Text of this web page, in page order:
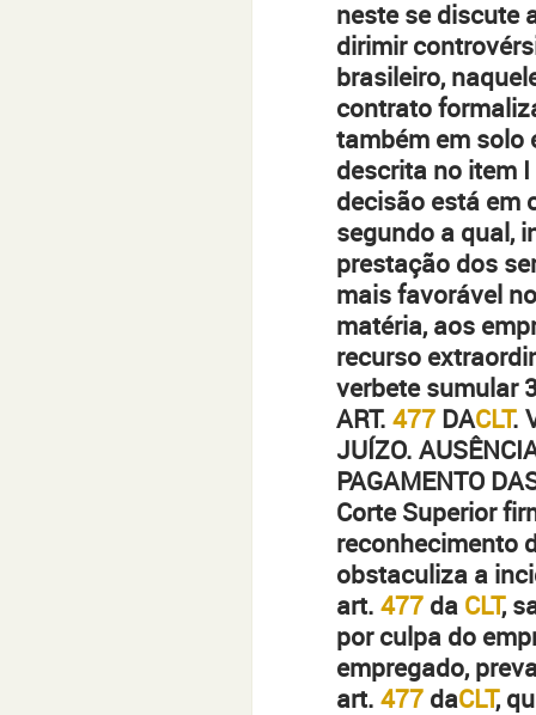
neste se discute
dirimir
brasileiro,
contrato
também em solo
descrita no item
decisão está em
segundo a qual,
prestação dos
mais favorável
matéria, aos
recurso
verbete sumular
ART. 477 DACLT.
JUÍZO.
PAGAMENTO
Corte Superior
reconhecimento
obstaculiza a
art. 477 da CLT,
por culpa do
empregado,
art. 477 daCLT,